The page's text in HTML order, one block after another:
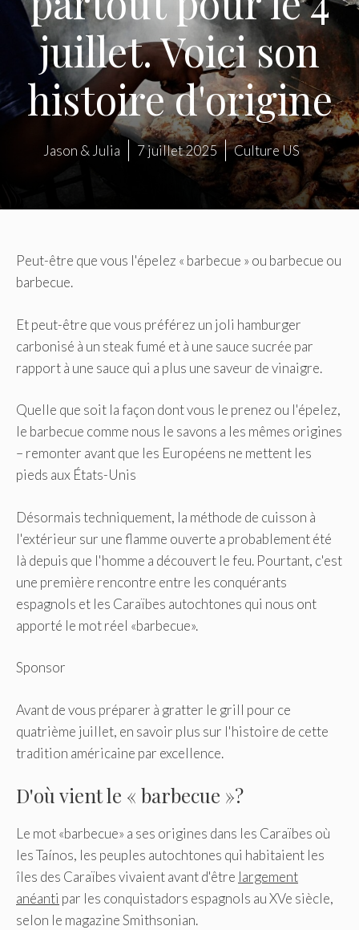
juillet. Voici son
histoire d'origine
Jason & Julia 7 juillet 2025 Culture US
Peut-être que vous l'épelez « barbecue » ou barbecue ou
barbecue.
Et peut-être que vous préférez un joli hamburger
carbonisé à un steak fumé et à une sauce sucrée par
rapport à une sauce qui a plus une saveur de vinaigre.
Quelle que soit la façon dont vous le prenez ou l'épelez,
le barbecue comme nous le savons a les mêmes origines
– remonter avant que les Européens ne mettent les
pieds aux États-Unis
Désormais techniquement, la méthode de cuisson à
l'extérieur sur une flamme ouverte a probablement été
là depuis que l'homme a découvert le feu. Pourtant, c'est
une première rencontre entre les conquérants
espagnols et les Caraïbes autochtones qui nous ont
apporté le mot réel «barbecue».
Sponsor
Avant de vous préparer à gratter le grill pour ce
quatrième juillet, en savoir plus sur l'histoire de cette
tradition américaine par excellence.
D'où vient le « barbecue »?
Le mot «barbecue» a ses origines dans les Caraïbes où
les Taínos, les peuples autochtones qui habitaient les
îles des Caraïbes vivaient avant d'être largement
anéanti par les conquistadors espagnols au XVe siècle,
selon le magazine Smithsonian.